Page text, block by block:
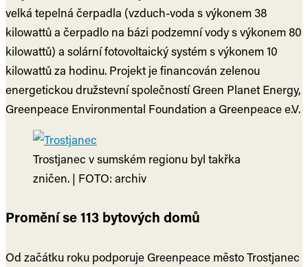
velká tepelná čerpadla (vzduch-voda s výkonem 38
kilowattů a čerpadlo na bázi podzemní vody s výkonem 80
kilowattů) a solární fotovoltaický systém s výkonem 10
kilowattů za hodinu. Projekt je financován zelenou
energetickou družstevní společností Green Planet Energy,
Greenpeace Environmental Foundation a Greenpeace e.V.
Trostjanec v sumském regionu byl takřka
zničen. | FOTO: archiv
Promění se 113 bytových domů
Od začátku roku podporuje Greenpeace město Trostjanec